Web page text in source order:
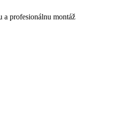
a profesionálnu montáž